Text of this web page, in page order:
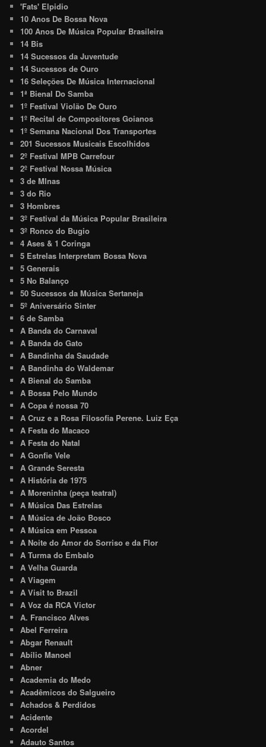
'Fats' Elpidio
10 Anos De Bossa Nova
100 Anos De Música Popular Brasileira
14 Bis
14 Sucessos da Juventude
14 Sucessos de Ouro
16 Seleções De Música Internacional
1ª Bienal Do Samba
1º Festival Violão De Ouro
1º Recital de Compositores Goianos
1º Semana Nacional Dos Transportes
201 Sucessos Musicais Escolhidos
2º Festival MPB Carrefour
2º Festival Nossa Música
3 de MInas
3 do Rio
3 Hombres
3º Festival da Música Popular Brasileira
3º Ronco do Bugio
4 Ases & 1 Coringa
5 Estrelas Interpretam Bossa Nova
5 Generais
5 No Balanço
50 Sucessos da Música Sertaneja
5º Aniversário Sinter
6 de Samba
A Banda do Carnaval
A Banda do Gato
A Bandinha da Saudade
A Bandinha do Waldemar
A Bienal do Samba
A Bossa Pelo Mundo
A Copa é nossa 70
A Cruz e a Rosa Filosofia Perene. Luiz Eça
A Festa do Macaco
A Festa do Natal
A Gonfie Vele
A Grande Seresta
A História de 1975
A Moreninha (peça teatral)
A Música Das Estrelas
A Música de João Bosco
A Música em Pessoa
A Noite do Amor do Sorriso e da Flor
A Turma do Embalo
A Velha Guarda
A Viagem
A Visit to Brazil
A Voz da RCA Victor
A. Francisco Alves
Abel Ferreira
Abgar Renault
Abílio Manoel
Abner
Academia do Medo
Acadêmicos do Salgueiro
Achados & Perdidos
Acidente
Acordel
Adauto Santos